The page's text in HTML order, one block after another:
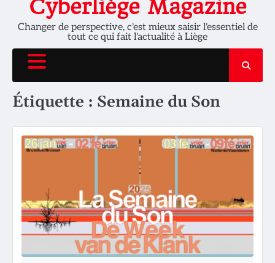
Cyberliège Magazine
Changer de perspective, c'est mieux saisir l'essentiel de
tout ce qui fait l'actualité à Liège
Étiquette : Semaine du Son